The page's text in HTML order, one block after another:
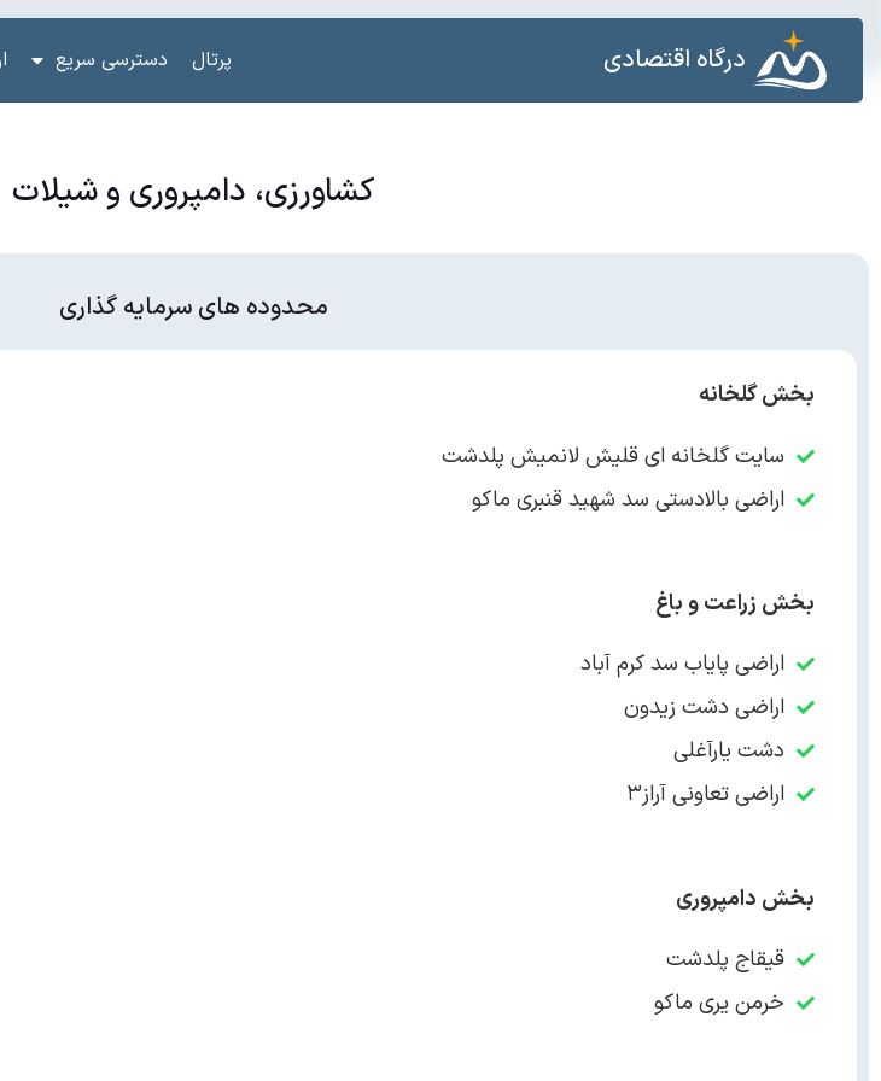
درگاه اقتصادی پرتال دسترسی سریع
کشاورزی، دامپروری و شیلات
محدوده های سرمایه گذاری
بخش گلخانه
سایت گلخانه ای قلیش لانمیش پلدشت
اراضی بالادستی سد شهید قنبری ماکو
بخش زراعت و باغ
اراضی پایاب سد کرم آباد
اراضی دشت زیدون
دشت یارآغلی
اراضی تعاونی آراز۳
بخش دامپروری
قیقاج پلدشت
خرمن یری ماکو